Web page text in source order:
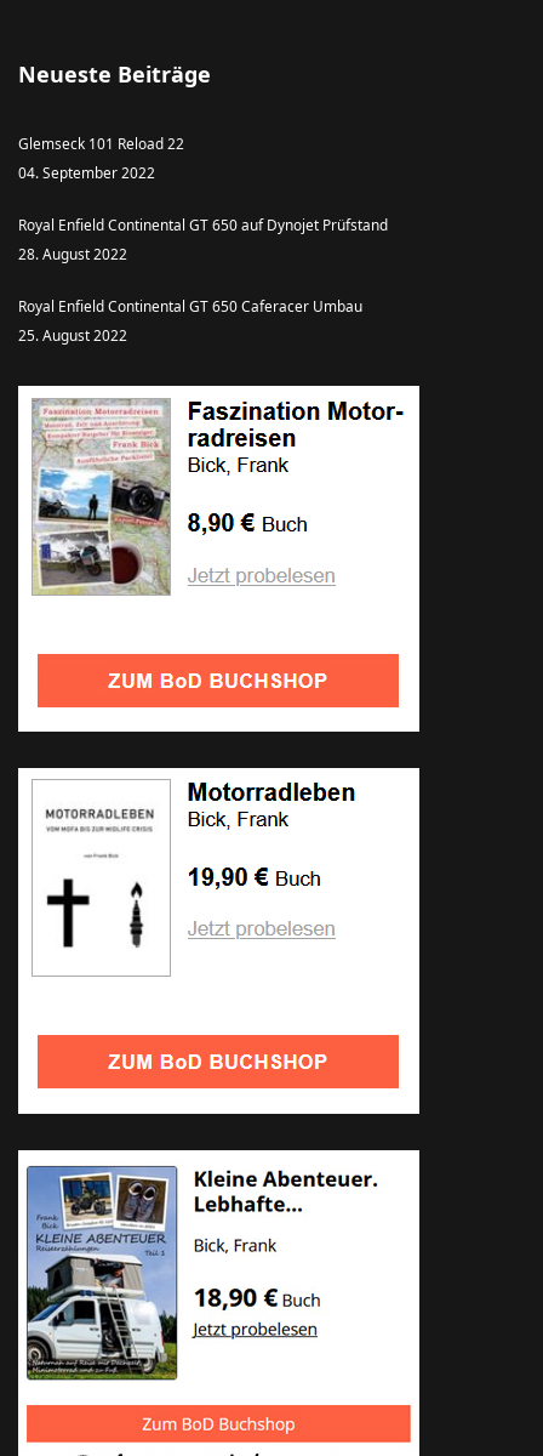
Neueste Beiträge
Glemseck 101 Reload 22
04. September 2022
Royal Enfield Continental GT 650 auf Dynojet Prüfstand
28. August 2022
Royal Enfield Continental GT 650 Caferacer Umbau
25. August 2022